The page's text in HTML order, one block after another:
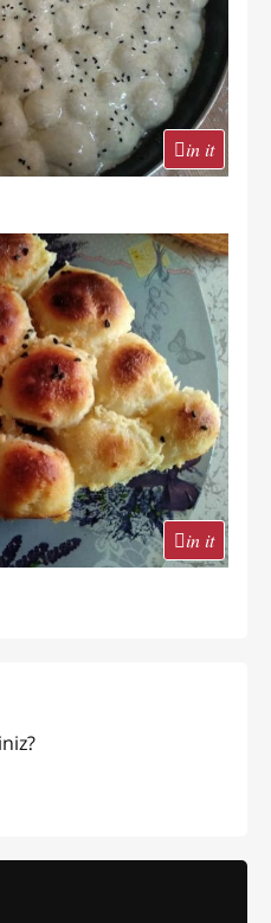
in it
in it